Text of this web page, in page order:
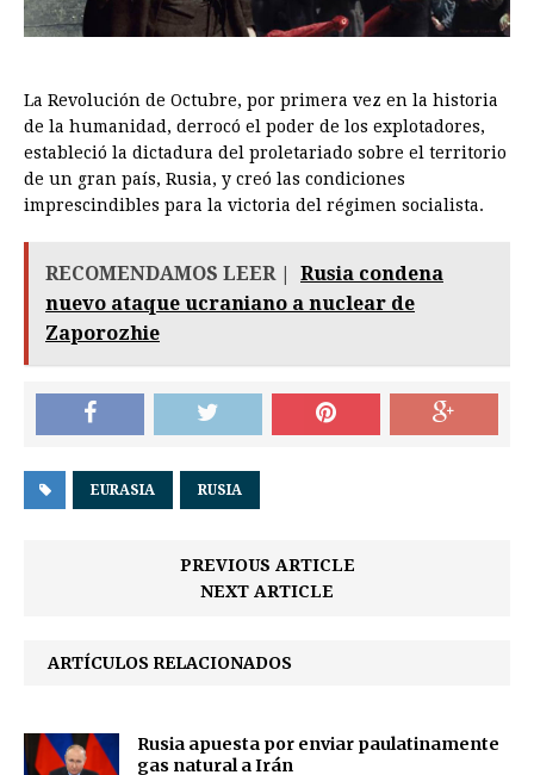
La Revolución de Octubre, por primera vez en la historia
de la humanidad, derrocó el poder de los explotadores,
estableció la dictadura del proletariado sobre el territorio
de un gran país, Rusia, y creó las condiciones
imprescindibles para la victoria del régimen socialista.
RECOMENDAMOS LEER |
Rusia condena
nuevo ataque ucraniano a nuclear de
Zaporozhie
EURASIA RUSIA
PREVIOUS ARTICLE
NEXT ARTICLE
ARTÍCULOS RELACIONADOS
Rusia apuesta por enviar paulatinamente
gas natural a Irán